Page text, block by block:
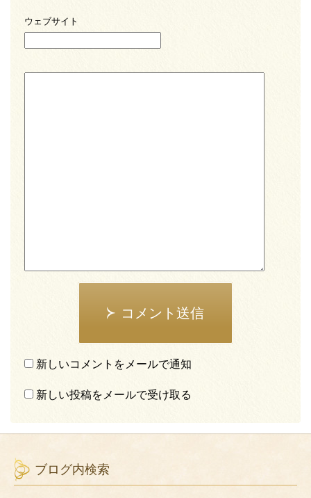
ウェブサイト
コメント送信
新しいコメントをメールで通知
新しい投稿をメールで受け取る
ブログ内検索